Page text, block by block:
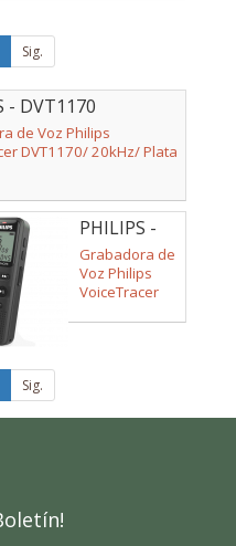
Sig.
- DVT1170
de Voz Philips
DVT1170/ 20kHz/ Plata
PHILIPS -
DVT1160
Grabadora de
Voz Philips
VoiceTracer
8kHz/ Negro
Sig.